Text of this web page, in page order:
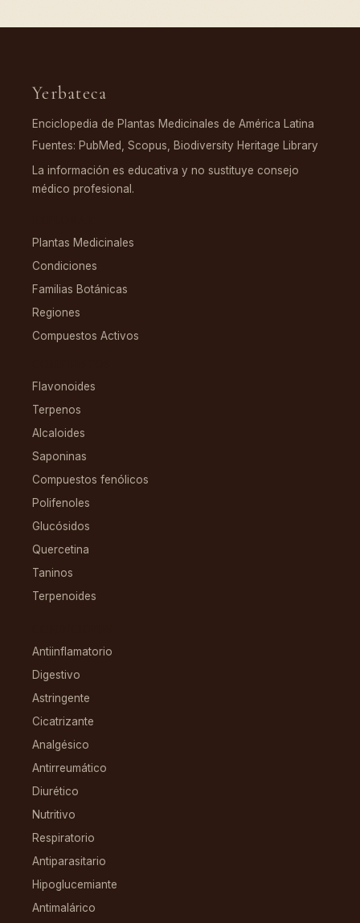
Yerbateca
Enciclopedia de Plantas Medicinales de América Latina
Fuentes: PubMed, Scopus, Biodiversity Heritage Library
La información es educativa y no sustituye consejo
médico profesional.
Plantas Medicinales
Condiciones
Familias Botánicas
Regiones
Compuestos Activos
Flavonoides
Terpenos
Alcaloides
Saponinas
Compuestos fenólicos
Polifenoles
Glucósidos
Quercetina
Taninos
Terpenoides
Antiinflamatorio
Digestivo
Astringente
Cicatrizante
Analgésico
Antirreumático
Diurético
Nutritivo
Respiratorio
Antiparasitario
Hipoglucemiante
Antimalárico